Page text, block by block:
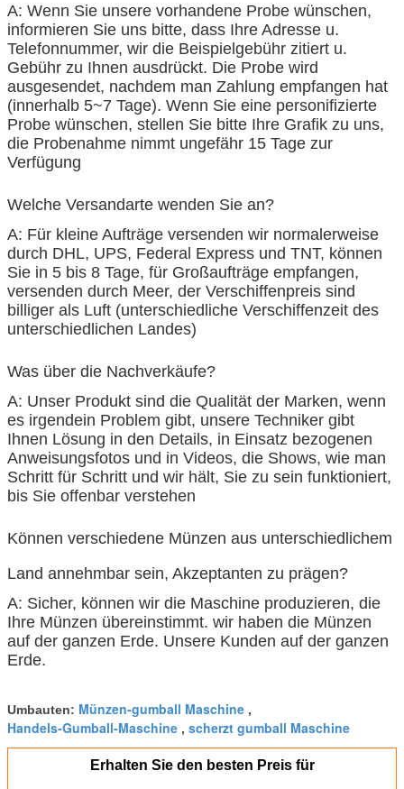
A: Wenn Sie unsere vorhandene Probe wünschen,
informieren Sie uns bitte, dass Ihre Adresse u.
Telefonnummer, wir die Beispielgebühr zitiert u.
Gebühr zu Ihnen ausdrückt. Die Probe wird
ausgesendet, nachdem man Zahlung empfangen hat
(innerhalb 5~7 Tage). Wenn Sie eine personifizierte
Probe wünschen, stellen Sie bitte Ihre Grafik zu uns,
die Probenahme nimmt ungefähr 15 Tage zur
Verfügung
Welche Versandarte wenden Sie an?
A: Für kleine Aufträge versenden wir normalerweise
durch DHL, UPS, Federal Express und TNT, können
Sie in 5 bis 8 Tage, für Großaufträge empfangen,
versenden durch Meer, der Verschiffenpreis sind
billiger als Luft (unterschiedliche Verschiffenzeit des
unterschiedlichen Landes)
Was über die Nachverkäufe?
A: Unser Produkt sind die Qualität der Marken, wenn
es irgendein Problem gibt, unsere Techniker gibt
Ihnen Lösung in den Details, in Einsatz bezogenen
Anweisungsfotos und in Videos, die Shows, wie man
Schritt für Schritt und wir hält, Sie zu sein funktioniert,
bis Sie offenbar verstehen
Können verschiedene Münzen aus unterschiedlichem
Land annehmbar sein, Akzeptanten zu prägen?
A: Sicher, können wir die Maschine produzieren, die
Ihre Münzen übereinstimmt. wir haben die Münzen
auf der ganzen Erde. Unsere Kunden auf der ganzen
Erde.
Umbauten: Münzen-gumball Maschine ,
Handels-Gumball-Maschine , scherzt gumball Maschine
Erhalten Sie den besten Preis für